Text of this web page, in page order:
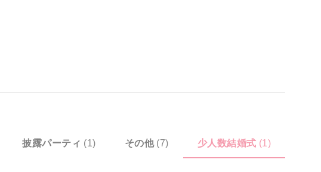
披露パーティ (1) その他 (7) 少人数結婚式 (1)